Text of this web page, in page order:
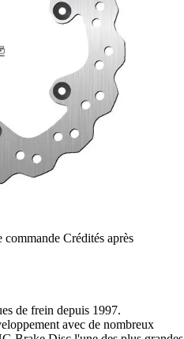
commande Crédités après
de frein depuis 1997.
avec de nombreux